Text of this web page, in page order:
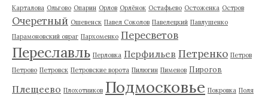
Карталова Ольгово Опарин Орлов Орлёнок Остафьево Остоженка Остров
Очеретный Ошевенск Павел Соколов Павелецкий Павлушенко
Парамоновский овраг Пархоменко Пересветов
Переславль Перловка Перфильев Петренко Петров
Петрово Петровск Петровские ворота Пилюгин Пименов Пирогов
Плещеево Плохотников Подмосковье Покровка Поля